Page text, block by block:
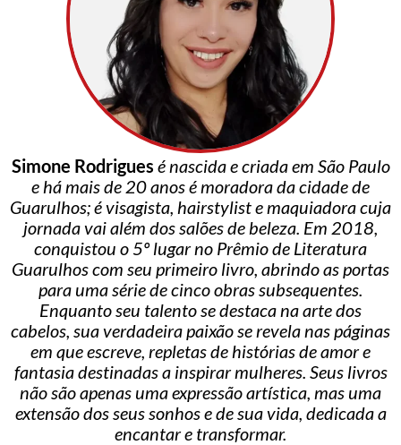
Simone Rodrigues é nascida e criada em São Paulo
e há mais de 20 anos é moradora da cidade de
Guarulhos; é visagista, hairstylist e maquiadora cuja
jornada vai além dos salões de beleza. Em 2018,
conquistou o 5º lugar no Prêmio de Literatura
Guarulhos com seu primeiro livro, abrindo as portas
para uma série de cinco obras subsequentes.
Enquanto seu talento se destaca na arte dos
cabelos, sua verdadeira paixão se revela nas páginas
em que escreve, repletas de histórias de amor e
fantasia destinadas a inspirar mulheres. Seus livros
não são apenas uma expressão artística, mas uma
extensão dos seus sonhos e de sua vida, dedicada a
encantar e transformar.